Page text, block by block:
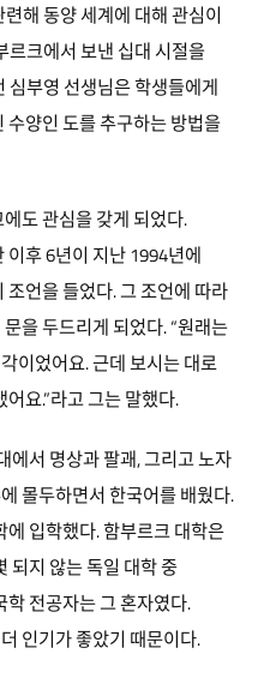
해 동양 세계에 대해 관심이
르크에서 보낸 십대 시절을
심부영 선생님은 학생들에게
수양인 도를 추구하는 방법을
도 관심을 갖게 되었다.
후 6년이 지난 1994년에
언을 들었다. 그 조언에 따라
을 두드리게 되었다. “원래는
이었어요. 근데 보시는 대로
요.”라고 그는 말했다.
에서 명상과 팔괘, 그리고 노자
몰두하면서 한국어를 배웠다.
입학했다. 함부르크 대학은
되지 않는 독일 대학 중
전공자는 그 혼자였다.
인기가 좋았기 때문이다.